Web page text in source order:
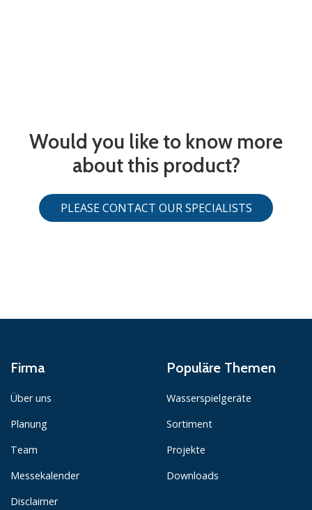
Would you like to know more
about this product?
PLEASE CONTACT OUR SPECIALISTS
Firma
Über uns
Planung
Team
Messekalender
Disclaimer
Populäre Themen
Wasserspielgeräte
Sortiment
Projekte
Downloads